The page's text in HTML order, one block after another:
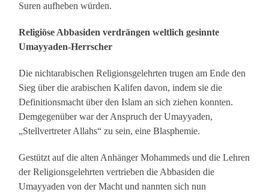
Suren aufheben würden.
Religiöse Abbasiden verdrängen weltlich gesinnte
Umayyaden-Herrscher
Die nichtarabischen Religionsgelehrten trugen am Ende den
Sieg über die arabischen Kalifen davon, indem sie die
Definitionsmacht über den Islam an sich ziehen konnten.
Demgegenüber war der Anspruch der Umayyaden,
„Stellvertreter Allahs“ zu sein, eine Blasphemie.
Gestützt auf die alten Anhänger Mohammeds und die Lehren
der Religionsgelehrten vertrieben die Abbasiden die
Umayyaden von der Macht und nannten sich nun